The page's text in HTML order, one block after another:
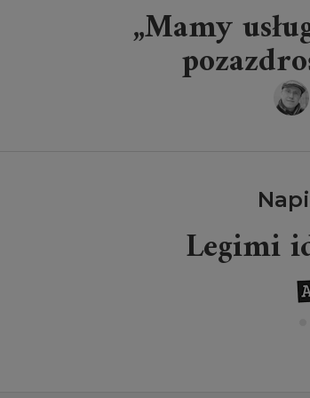
„Mamy
Legimi